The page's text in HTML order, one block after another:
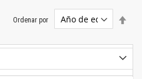
Ordenar por